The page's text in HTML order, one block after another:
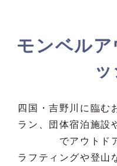
モンベル
四国・吉野川に臨む
ラン、団体宿泊施設
でアウトド
ラフティングや登山